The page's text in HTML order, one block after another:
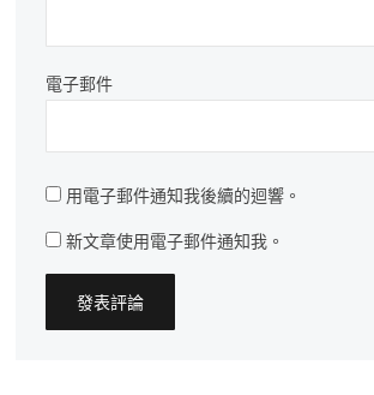
電子郵件
用電子郵件通知我後續的迴響。
新文章使用電子郵件通知我。